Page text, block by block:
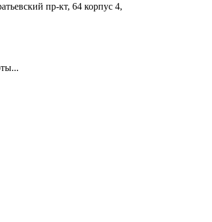
пр-кт, 64 корпус 4,